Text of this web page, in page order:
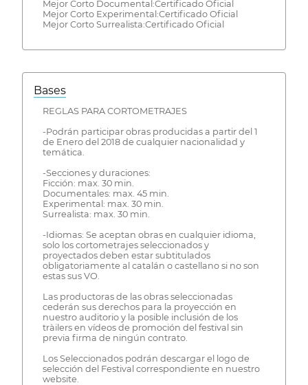
Mejor Corto Documental:Certificado Oficial
Mejor Corto Experimental:Certificado Oficial
Mejor Corto Surrealista:Certificado Oficial
Bases
REGLAS PARA CORTOMETRAJES
-Podrán participar obras producidas a partir del 1
de Enero del 2018 de cualquier nacionalidad y
temática.
-Secciones y duraciones:
Ficción: max. 30 min.
Documentales: max. 45 min.
Experimental: max. 30 min.
Surrealista: max. 30 min.
-Idiomas: Se aceptan obras en cualquier idioma,
solo los cortometrajes seleccionados y
proyectados deben estar subtitulados
obligatoriamente al catalán o castellano si no son
estas sus VO.
Las productoras de las obras seleccionadas
cederán sus derechos para la proyección en
nuestro auditorio y la posible inclusión de los
tràilers en vídeos de promoción del festival sin
previa firma de ningún contrato.
Los Seleccionados podrán descargar el logo de
selección del Festival correspondiente en nuestro
website.